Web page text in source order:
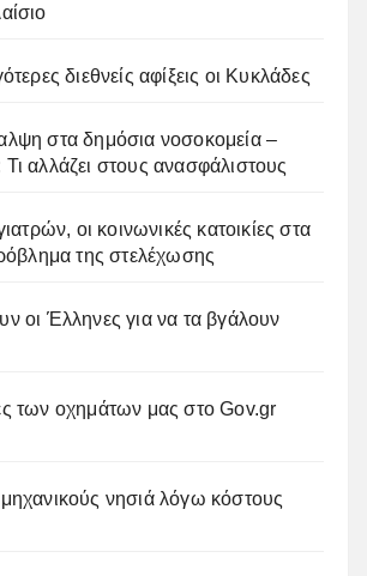
διεθνείς αφίξεις οι Κυκλάδες
στα δημόσια νοσοκομεία –
αλλάζει στους ανασφάλιστους
οι κοινωνικές κατοικίες στα
της στελέχωσης
οι Έλληνες για να τα βγάλουν
των οχημάτων μας στο Gov.gr
νησιά λόγω κόστους